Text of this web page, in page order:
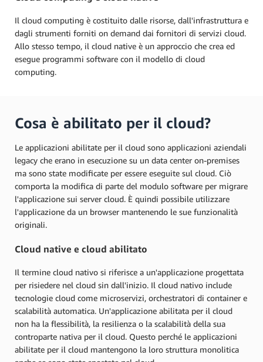
Il cloud computing è costituito dalle risorse, dall'infrastruttura e
dagli strumenti forniti on demand dai fornitori di servizi cloud.
Allo stesso tempo, il cloud native è un approccio che crea ed
esegue programmi software con il modello di cloud
computing.
Cosa è abilitato per il cloud?
Le applicazioni abilitate per il cloud sono applicazioni aziendali
legacy che erano in esecuzione su un data center on-premises
ma sono state modificate per essere eseguite sul cloud. Ciò
comporta la modifica di parte del modulo software per migrare
l'applicazione sui server cloud. È quindi possibile utilizzare
l'applicazione da un browser mantenendo le sue funzionalità
originali.
Cloud native e cloud abilitato
Il termine cloud nativo si riferisce a un'applicazione progettata
per risiedere nel cloud sin dall'inizio. Il cloud nativo include
tecnologie cloud come microservizi, orchestratori di container e
scalabilità automatica. Un'applicazione abilitata per il cloud
non ha la flessibilità, la resilienza o la scalabilità della sua
controparte nativa per il cloud. Questo perché le applicazioni
abilitate per il cloud mantengono la loro struttura monolitica